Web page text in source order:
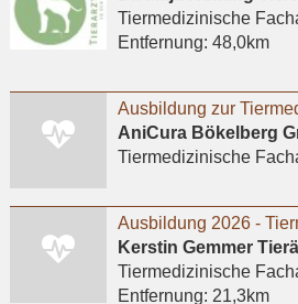
Tiermedizinische
Entfernung: 48,0km
AniCura Bökelberg
Tiermedizinische
Kerstin Gemmer
Tiermedizinische
Entfernung: 21,3km